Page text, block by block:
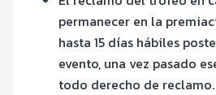
permanecer en la
hasta 15 días hábiles
evento, una vez pasado
todo derecho de reclamo.